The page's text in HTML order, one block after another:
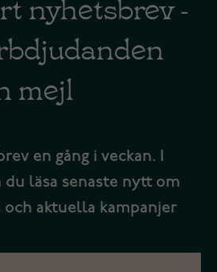
mejl
en gång i veckan. I
läsa senaste nytt om
och aktuella kampanjer